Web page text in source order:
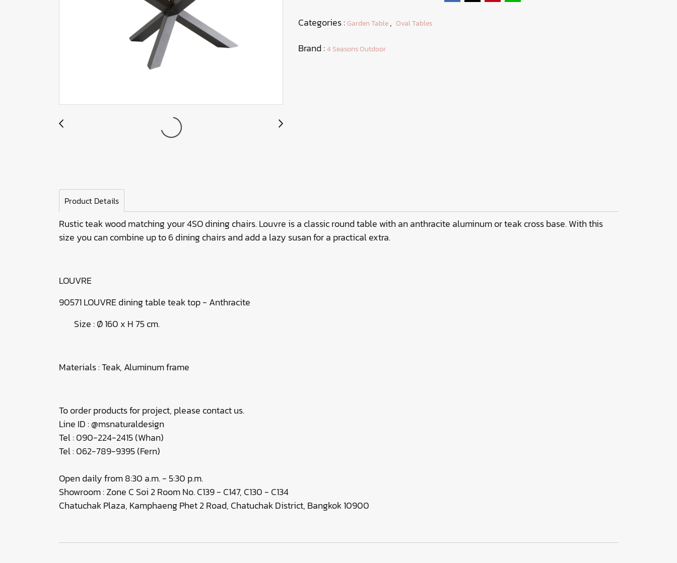
Categories :Garden Table, Oval Tables
Brand :4 Seasons Outdoor
Product Details
Rustic teak wood matching your 4SO dining chairs. Louvre is a classic round table with an anthracite aluminum or teak cross base. With this
size you can combine up to 6 dining chairs and add a lazy susan for a practical extra.
LOUVRE
90571 LOUVRE dining table teak top - Anthracite
Size : Ø 160 x H 75 cm.
Materials : Teak, Aluminum frame
To order products for project, please contact us.
Line ID : @msnaturaldesign
Tel : 090-224-2415 (Whan)
Tel : 062-789-9395 (Fern)
Open daily from 8:30 a.m. - 5:30 p.m.
Showroom : Zone C Soi 2 Room No. C139 - C147, C130 - C134
Chatuchak Plaza, Kamphaeng Phet 2 Road, Chatuchak District, Bangkok 10900